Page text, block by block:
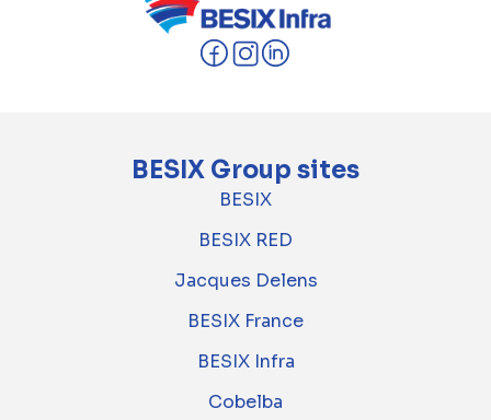
BESIX Group sites
BESIX
BESIX RED
Jacques Delens
BESIX France
BESIX Infra
Cobelba